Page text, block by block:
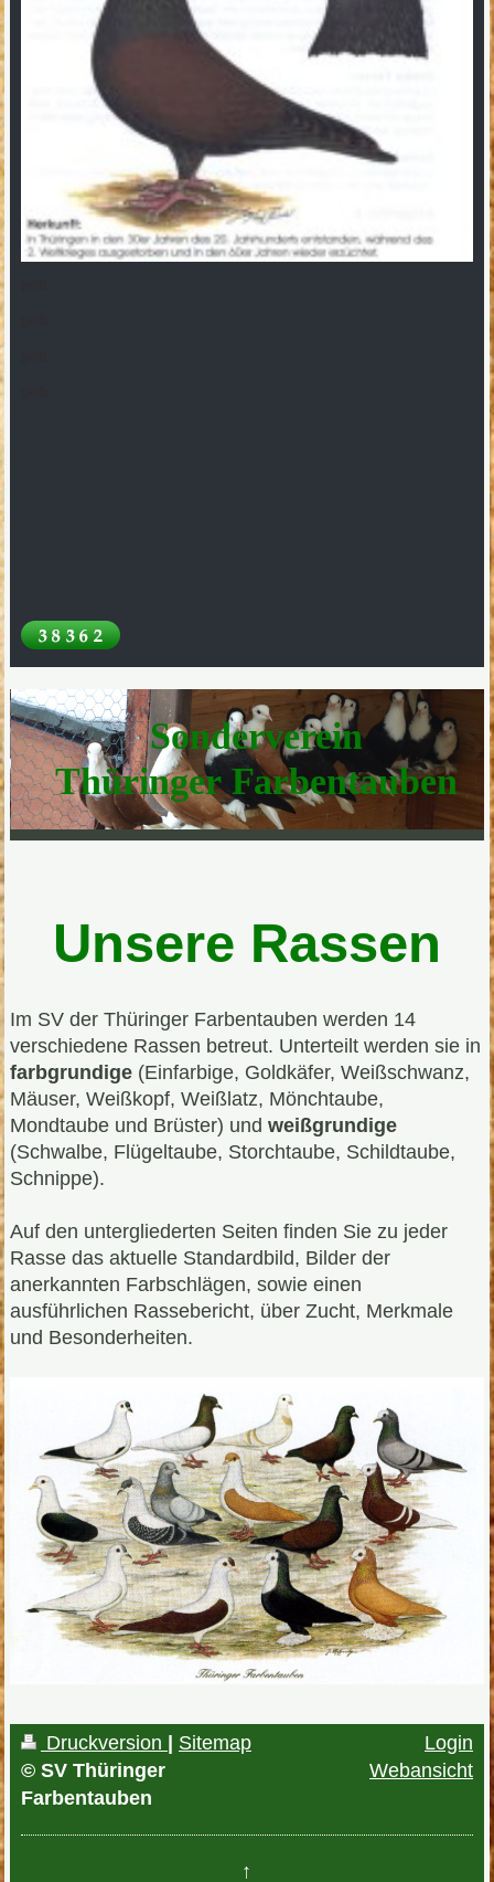
Sonderverein
Thüringer Farbentauben
Unsere Rassen
Im SV der Thüringer Farbentauben werden 14
verschiedene Rassen betreut. Unterteilt werden sie in
farbgrundige(Einfarbige, Goldkäfer, Weißschwanz,
Mäuser, Weißkopf, Weißlatz, Mönchtaube,
Mondtaube und Brüster) und weißgrundige
(Schwalbe, Flügeltaube, Storchtaube, Schildtaube,
Schnippe).
Auf den untergliederten Seiten finden Sie zu jeder
Rasse das aktuelle Standardbild, Bilder der
anerkannten Farbschlägen, sowie einen
ausführlichen Rassebericht, über Zucht, Merkmale
und Besonderheiten.
Druckversion | Sitemap
© SV Thüringer
Farbentauben
Login
Webansicht
↑